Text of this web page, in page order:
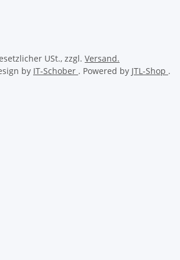
USt., zzgl. Versand.
by IT-Schober . Powered by JTL-Shop .